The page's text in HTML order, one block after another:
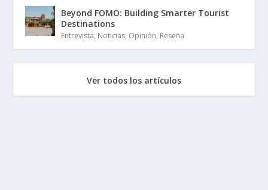
Beyond FOMO: Building Smarter Tourist
Destinations
Entrevista, Noticias, Opinión, Reseña
Ver todos los artículos